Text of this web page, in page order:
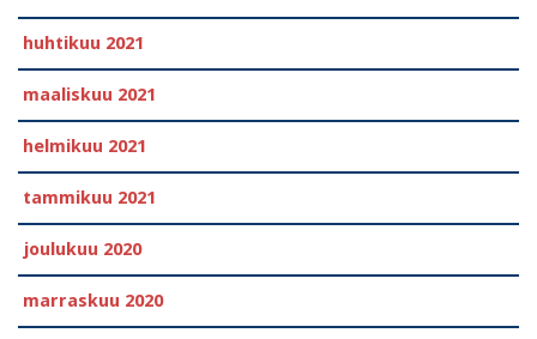
huhtikuu 2021
maaliskuu 2021
helmikuu 2021
tammikuu 2021
joulukuu 2020
marraskuu 2020